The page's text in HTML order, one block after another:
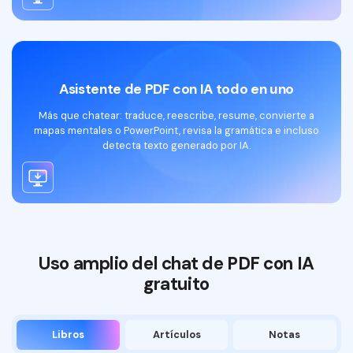
Asistente de PDF con IA todo en uno
Más que chatear: traduce, reescribe, resume, convierte a
mapas mentales o PowerPoint, revisa la gramática e incluso
detecta texto generado por IA.
Prueba gratis
Uso amplio del chat de PDF con IA
gratuito
Libros Artículos Notas